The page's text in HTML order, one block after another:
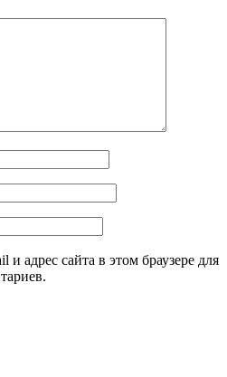
адрес сайта в этом браузере для